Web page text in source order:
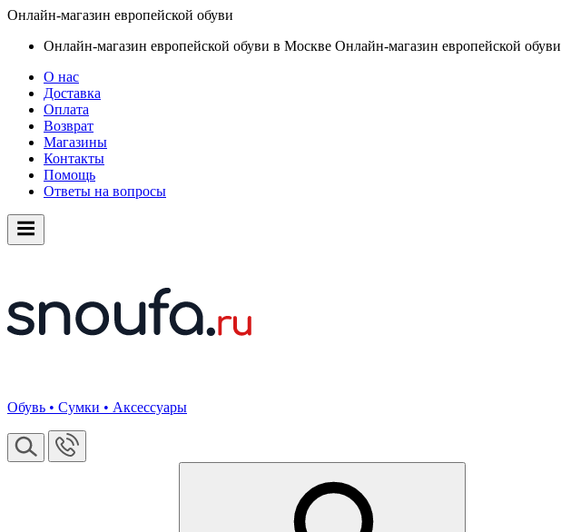
Онлайн-магазин европейской обуви
Онлайн-магазин европейской обуви в Москве Онлайн-магазин европейской обуви
О нас
Доставка
Оплата
Возврат
Магазины
Контакты
Помощь
Ответы на вопросы
Обувь • Сумки • Аксессуары